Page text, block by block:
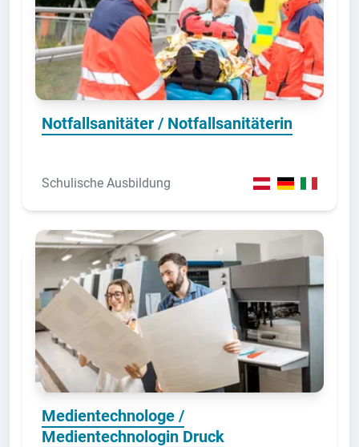
Notfallsanitäter / Notfallsanitäterin
Schulische Ausbildung
Medientechnologe /
Medientechnologin Druck